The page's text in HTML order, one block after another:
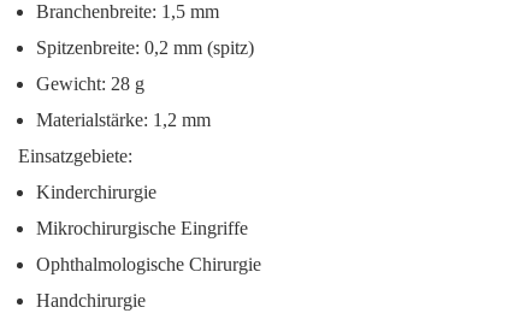
Branchenbreite: 1,5 mm
Spitzenbreite: 0,2 mm (spitz)
Gewicht: 28 g
Materialstärke: 1,2 mm
Einsatzgebiete:
Kinderchirurgie
Mikrochirurgische Eingriffe
Ophthalmologische Chirurgie
Handchirurgie